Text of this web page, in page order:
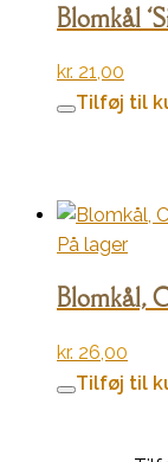
Blomkål
kr. 21,00
Tilføj til
På lager
Blomkål,
kr. 26,00
Tilføj til